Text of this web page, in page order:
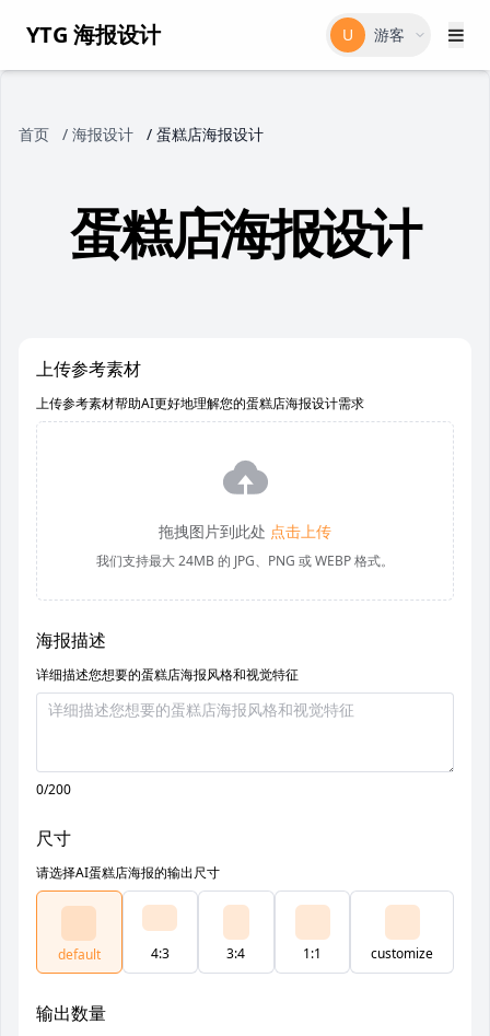
YTG 海报设计 U 游客
首页 / 海报设计 / 蛋糕店海报设计
蛋糕店海报设计
上传参考素材
上传参考素材帮助AI更好地理解您的蛋糕店海报设计需求
拖拽图片到此处 点击上传
我们支持最大 24MB 的 JPG、PNG 或 WEBP 格式。
海报描述
详细描述您想要的蛋糕店海报风格和视觉特征
0/200
尺寸
请选择AI蛋糕店海报的输出尺寸
default 4:3 3:4 1:1 customize
输出数量